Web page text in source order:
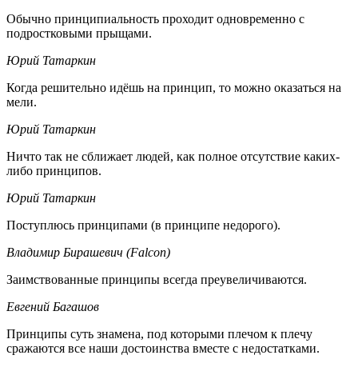
Обычно принципиальность проходит одновременно с
подростковыми прыщами.
Юрий Татаркин
Когда решительно идёшь на принцип, то можно оказаться на
мели.
Юрий Татаркин
Ничто так не сближает людей, как полное отсутствие каких-
либо принципов.
Юрий Татаркин
Поступлюсь принципами (в принципе недорого).
Владимир Бирашевич (Falcon)
Заимствованные принципы всегда преувеличиваются.
Евгений Багашов
Принципы суть знамена, под которыми плечом к плечу
сражаются все наши достоинства вместе с недостатками.